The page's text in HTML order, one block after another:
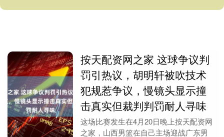
按天配资网之家 这球争议判
罚引热议，胡明轩被吹技术
犯规惹争议，慢镜头显示撞
击真实但裁判判罚耐人寻味
这场比赛发生在4月20日晚上按天配资网
之家，山西男篮在自己主场迎战广东男